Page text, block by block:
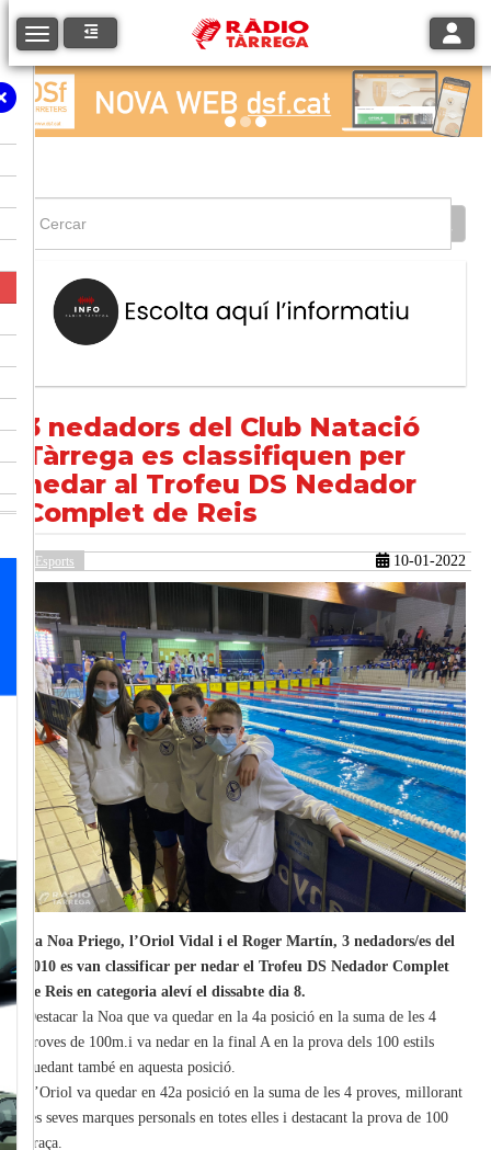
Toggle navigation
3 nedadors del Club Natació
Tàrrega es classifiquen per
nedar al Trofeu DS Nedador
Complet de Reis
Esports 10-01-2022
La Noa Priego, l’Oriol Vidal i el Roger Martín, 3 nedadors/es del
2010 es van classificar per nedar el Trofeu DS Nedador Complet
de Reis en categoria aleví el dissabte dia 8.
Destacar la Noa que va quedar en la 4a posició en la suma de les 4
proves de 100m.i va nedar en la final A en la prova dels 100 estils
quedant també en aquesta posició.
L’Oriol va quedar en 42a posició en la suma de les 4 proves, millorant
les seves marques personals en totes elles i destacant la prova de 100
braça.